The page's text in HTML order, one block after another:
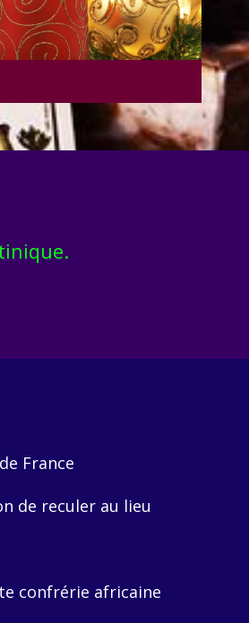
France
de reculer au lieu
confrérie africaine